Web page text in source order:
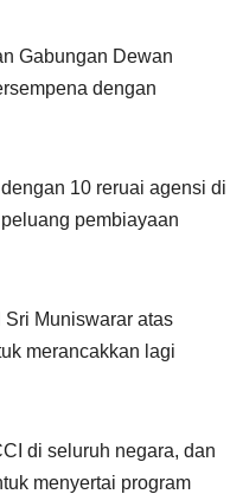
Gabungan Dewan
dengan
10 reruai agensi di
pembiayaan
Muniswarar atas
merancakkan lagi
di seluruh negara, dan
menyertai program